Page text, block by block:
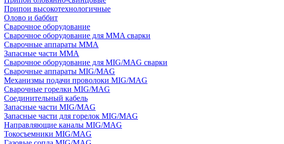
Припои высокотехнологичные
Олово и баббит
Сварочное оборудование
Сварочное оборудование для MMA сварки
Сварочные аппараты MMA
Запасные части MMA
Сварочное оборудование для MIG/MAG сварки
Сварочные аппараты MIG/MAG
Механизмы подачи проволоки MIG/MAG
Сварочные горелки MIG/MAG
Соединительный кабель
Запасные части MIG/MAG
Запасные части для горелок MIG/MAG
Направляющие каналы MIG/MAG
Токосъемники MIG/MAG